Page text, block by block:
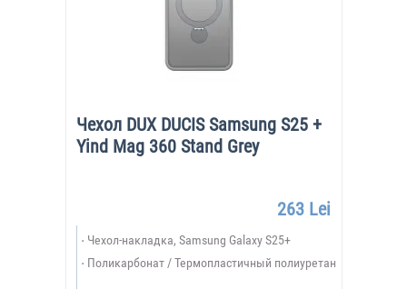
Чехол DUX DUCIS Samsung S25 +
Yind Mag 360 Stand Grey
263 Lei
Чехол-накладка, Samsung Galaxy S25+
Поликарбонат / Термопластичный полиуретан